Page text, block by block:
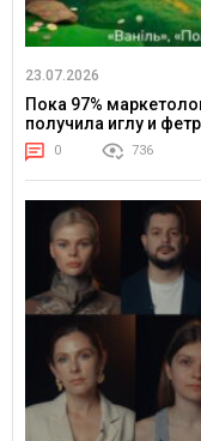
23.07.2026
Пока 97%
получила иглу и фетр
0 736